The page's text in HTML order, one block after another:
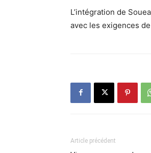
L’intégration de
avec les exigences
Article précédent